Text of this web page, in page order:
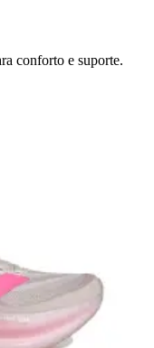
conforto e suporte.